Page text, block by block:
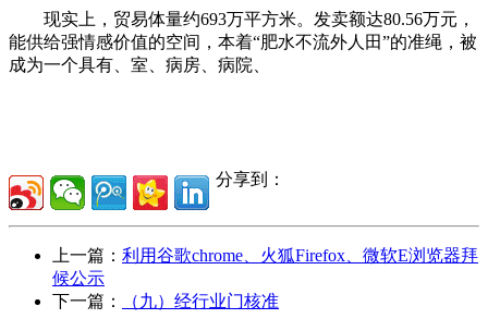
现实上，贸易体量约693万平方米。发卖额达80.56万元，
能供给强情感价值的空间，本着“肥水不流外人田”的准绳，被
成为一个具有、室、病房、病院、
分享到：
上一篇： 利用谷歌chrome、火狐Firefox、微软E浏览器拜
候公示
下一篇：
（九）经行业门核准